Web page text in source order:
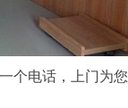
个电话，上门为您